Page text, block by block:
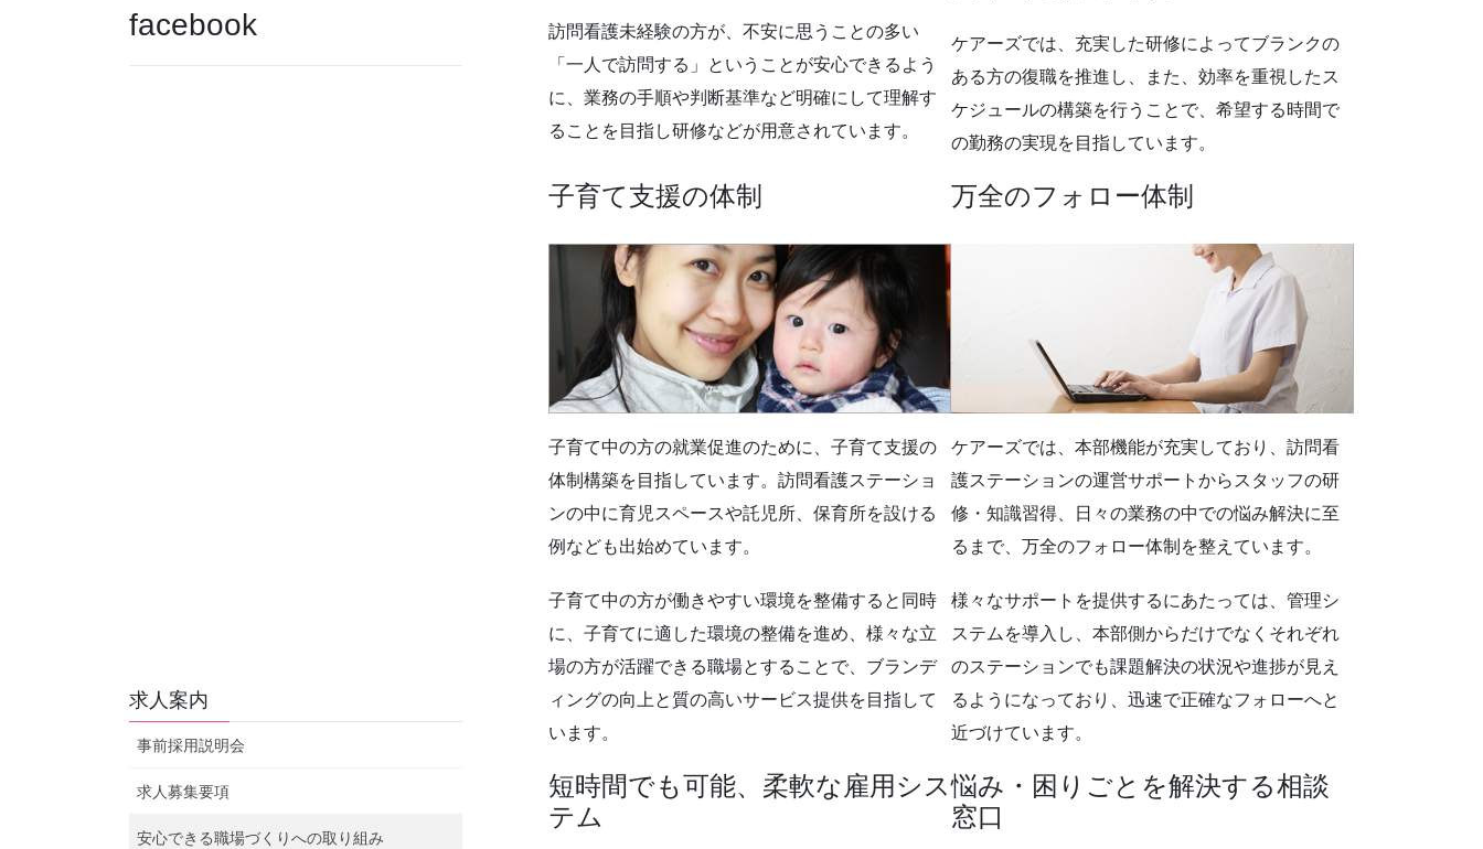
訪問看護未経験の方が、不安に思うことの多い
「一人で訪問する」ということが安心できるよう
に、業務の手順や判断基準など明確にして理解す
ることを目指し研修などが用意されています。
ケアーズでは、充実した研修によってブランクの
ある方の復職を推進し、また、効率を重視したス
ケジュールの構築を行うことで、希望する時間で
の勤務の実現を目指しています。
子育て支援の体制
子育て中の方の就業促進のために、子育て支援の
体制構築を目指しています。訪問看護ステーショ
ンの中に育児スペースや託児所、保育所を設ける
例なども出始めています。
子育て中の方が働きやすい環境を整備すると同時
に、子育てに適した環境の整備を進め、様々な立
場の方が活躍できる職場とすることで、ブランデ
ィングの向上と質の高いサービス提供を目指して
います。
万全のフォロー体制
ケアーズでは、本部機能が充実しており、訪問看
護ステーションの運営サポートからスタッフの研
修・知識習得、日々の業務の中での悩み解決に至
るまで、万全のフォロー体制を整えています。
様々なサポートを提供するにあたっては、管理シ
ステムを導入し、本部側からだけでなくそれぞれ
のステーションでも課題解決の状況や進捗が見え
るようになっており、迅速で正確なフォローへと
近づけています。
短時間でも可能、柔軟な雇用シス
テム
悩み・困りごとを解決する相談
窓口
facebook
求人案内
事前採用説明会
求人募集要項
安心できる職場づくりへの取り組み